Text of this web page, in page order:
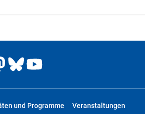
und Programme Veranstaltungen